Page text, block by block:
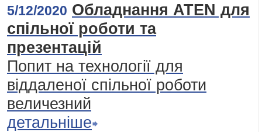
5/12/2020 Обладнання ATEN для
спільної роботи та
презентацій
Попит на технології для
віддаленої спільної роботи
величезний
детальніше